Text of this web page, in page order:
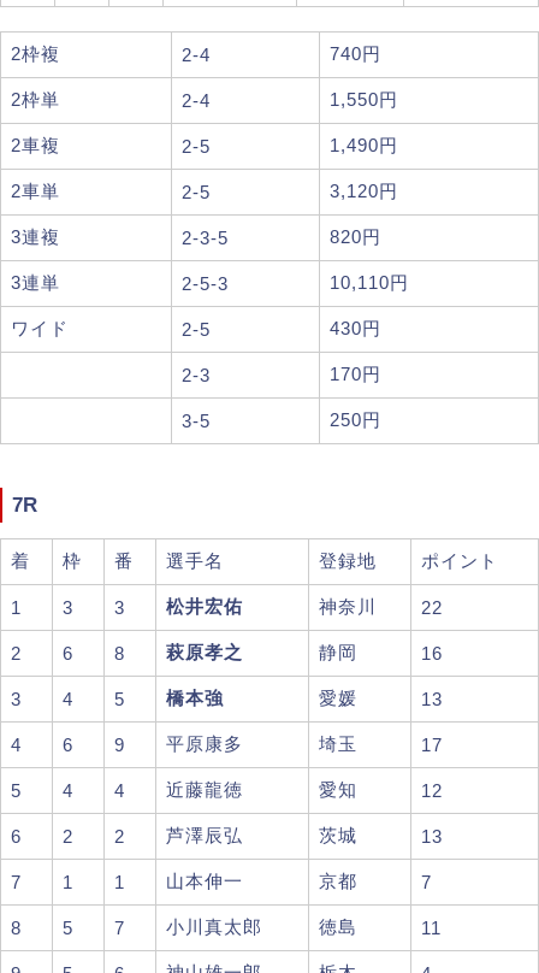
2枠複 2-4 740円
2枠単 2-4 1,550円
2車複 2-5 1,490円
2車単 2-5 3,120円
3連複 2-3-5 820円
3連単 2-5-3 10,110円
ワイド 2-5 430円
2-3 170円
3-5 250円
7R
着 枠 番 選手名 登録地 ポイント
1 3 3 松井宏佑 神奈川 22
2 6 8 萩原孝之 静岡 16
3 4 5 橋本強 愛媛 13
4 6 9 平原康多 埼玉 17
5 4 4 近藤龍徳 愛知 12
6 2 2 芦澤辰弘 茨城 13
7 1 1 山本伸一 京都 7
8 5 7 小川真太郎 徳島 11